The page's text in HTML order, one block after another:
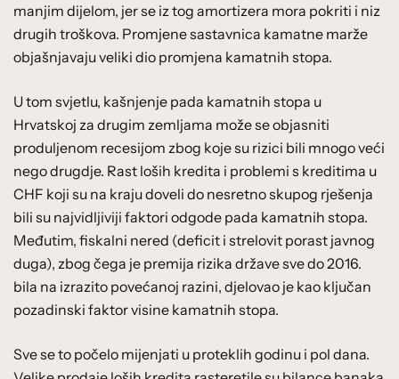
manjim dijelom, jer se iz tog amortizera mora pokriti i niz
drugih troškova. Promjene sastavnica kamatne marže
objašnjavaju veliki dio promjena kamatnih stopa.
U tom svjetlu, kašnjenje pada kamatnih stopa u
Hrvatskoj za drugim zemljama može se objasniti
produljenom recesijom zbog koje su rizici bili mnogo veći
nego drugdje. Rast loših kredita i problemi s kreditima u
CHF koji su na kraju doveli do nesretno skupog rješenja
bili su najvidljiviji faktori odgode pada kamatnih stopa.
Međutim, fiskalni nered (deficit i strelovit porast javnog
duga), zbog čega je premija rizika države sve do 2016.
bila na izrazito povećanoj razini, djelovao je kao ključan
pozadinski faktor visine kamatnih stopa.
Sve se to počelo mijenjati u proteklih godinu i pol dana.